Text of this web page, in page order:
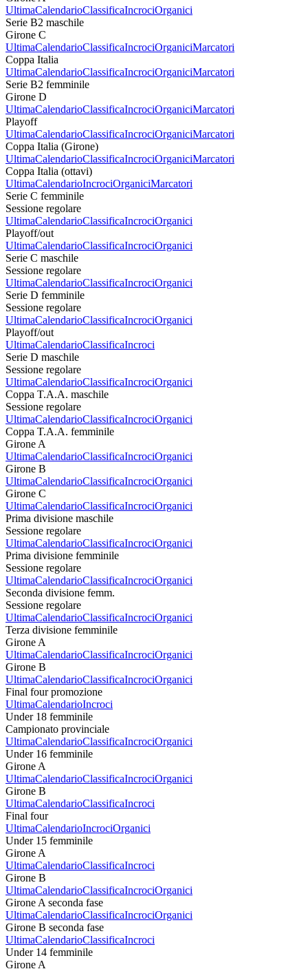
UltimaCalendarioClassificaIncrociOrganici
Serie B2 maschile
Girone C
UltimaCalendarioClassificaIncrociOrganiciMarcatori
Coppa Italia
UltimaCalendarioClassificaIncrociOrganiciMarcatori
Serie B2 femminile
Girone D
UltimaCalendarioClassificaIncrociOrganiciMarcatori
Playoff
UltimaCalendarioClassificaIncrociOrganiciMarcatori
Coppa Italia (Girone)
UltimaCalendarioClassificaIncrociOrganiciMarcatori
Coppa Italia (ottavi)
UltimaCalendarioIncrociOrganiciMarcatori
Serie C femminile
Sessione regolare
UltimaCalendarioClassificaIncrociOrganici
Playoff/out
UltimaCalendarioClassificaIncrociOrganici
Serie C maschile
Sessione regolare
UltimaCalendarioClassificaIncrociOrganici
Serie D femminile
Sessione regolare
UltimaCalendarioClassificaIncrociOrganici
Playoff/out
UltimaCalendarioClassificaIncroci
Serie D maschile
Sessione regolare
UltimaCalendarioClassificaIncrociOrganici
Coppa T.A.A. maschile
Sessione regolare
UltimaCalendarioClassificaIncrociOrganici
Coppa T.A.A. femminile
Girone A
UltimaCalendarioClassificaIncrociOrganici
Girone B
UltimaCalendarioClassificaIncrociOrganici
Girone C
UltimaCalendarioClassificaIncrociOrganici
Prima divisione maschile
Sessione regolare
UltimaCalendarioClassificaIncrociOrganici
Prima divisione femminile
Sessione regolare
UltimaCalendarioClassificaIncrociOrganici
Seconda divisione femm.
Sessione regolare
UltimaCalendarioClassificaIncrociOrganici
Terza divisione femminile
Girone A
UltimaCalendarioClassificaIncrociOrganici
Girone B
UltimaCalendarioClassificaIncrociOrganici
Final four promozione
UltimaCalendarioIncroci
Under 18 femminile
Campionato provinciale
UltimaCalendarioClassificaIncrociOrganici
Under 16 femminile
Girone A
UltimaCalendarioClassificaIncrociOrganici
Girone B
UltimaCalendarioClassificaIncroci
Final four
UltimaCalendarioIncrociOrganici
Under 15 femminile
Girone A
UltimaCalendarioClassificaIncroci
Girone B
UltimaCalendarioClassificaIncrociOrganici
Girone A seconda fase
UltimaCalendarioClassificaIncrociOrganici
Girone B seconda fase
UltimaCalendarioClassificaIncroci
Under 14 femminile
Girone A